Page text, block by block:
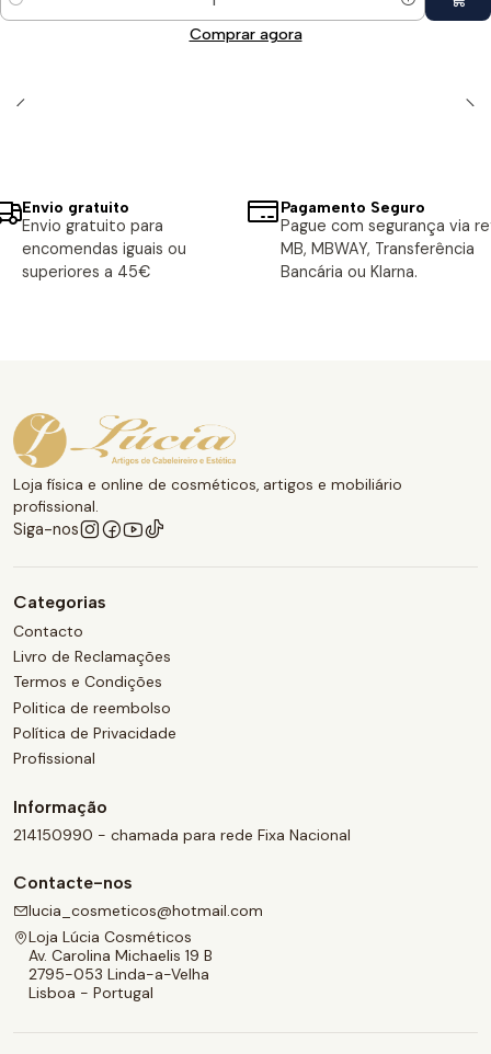
Quantidade
Comprar agora
Envio gratuito
Envio gratuito para
encomendas iguais ou
superiores a 45€
Pagamento Seguro
Pague com segurança via
MB, MBWAY, Transferência
Bancária ou Klarna.
Loja física e online de cosméticos, artigos e mobiliário
profissional.
Siga-nos
Categorias
Contacto
Livro de Reclamações
Termos e Condições
Politica de reembolso
Política de Privacidade
Profissional
Informação
214150990 - chamada para rede Fixa Nacional
Contacte-nos
lucia_cosmeticos@hotmail.com
Loja Lúcia Cosméticos
Av. Carolina Michaelis 19 B
2795-053 Linda-a-Velha
Lisboa - Portugal